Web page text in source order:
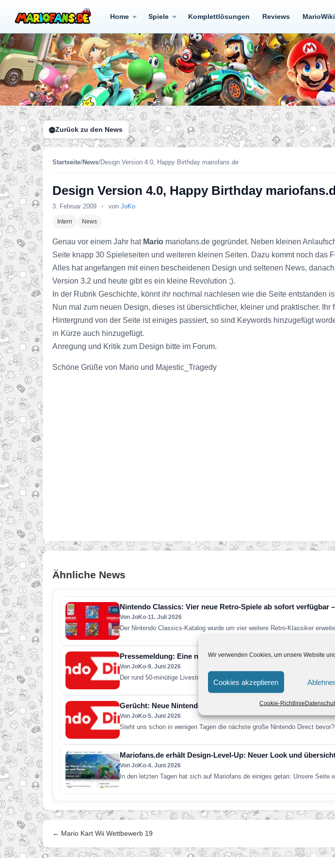
Wir verwenden Cookies, um unsere Website
Cookies akzeptieren
Cookie-Richtlinie
Home Spiele Komplettlösungen Reviews MarioWiki
Zurück zu den News
Startseite/News/Design Version 4.0, Happy Birthday mariofans.de
Design Version 4.0, Happy Birthday
3. Februar 2009 • von JoKo
Intern News
Genau vor einem Jahr hat Mario mariofans.de gegründet. Neben kleinen
Seite knapp 30 Spieleseiten und weiteren kleinen Seiten. Dazu kommt noch das
Alles hat angefangen mit einen bescheidenen Design und seltenen News,
Version 3.2 und heute gibt es ein kleine Revolution ;).
In der Rubrik Geschichte, könnt ihr nochmal nachlesen wie die Seite entstanden
Nun mal zum neuen Design, dieses ist übersichtlicher, kleiner und praktischer.
Hintergrund von der Seite ist einiges passiert, so sind Keywords hinzugefügt
in Kürze auch hinzugefügt.
Anregung und Kritik zum Design bitte im Forum.
Schöne Grüße von Mario und Majestic_Tragedy
Ähnliche News
Nintendo Classics: Vier neue Retro-Spiele ab sofort verfügbar
Von JoKo•11. Juli 2026
Der Nintendo Classics-Katalog wurde um vier weitere Retro-Klassiker
Pressemeldung: Eine neue Nintendo Direct erscheint am
Von JoKo•9. Juni 2026
Der rund 50-minütige Livestream enthält vorwiegend Informationen zu
Gerücht: Neue Nintendo Direct findet im Juni 2026 statt
Von JoKo•5. Juni 2026
Steht uns schon in wenigen Tagen die nächste große Nintendo Direct
Mariofans.de erhält Design-Level-Up: Neuer Look und
Von JoKo•4. Juni 2026
In den letzten Tagen hat sich auf Mariofans.de einiges getan: Unsere
← Mario Kart Wii Wettbewerb 19